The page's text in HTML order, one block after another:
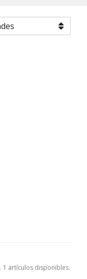
. 1 artículos disponibles.